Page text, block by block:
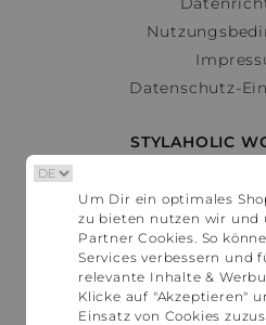
Datenschutz-
STYLAHOLIC
United
Um Dir ein optimales
zu bieten nutzen wir und
Partner Cookies. So
Services verbessern und
relevante Inhalte &
Klicke auf "Akzeptieren"
Einsatz von Cookies